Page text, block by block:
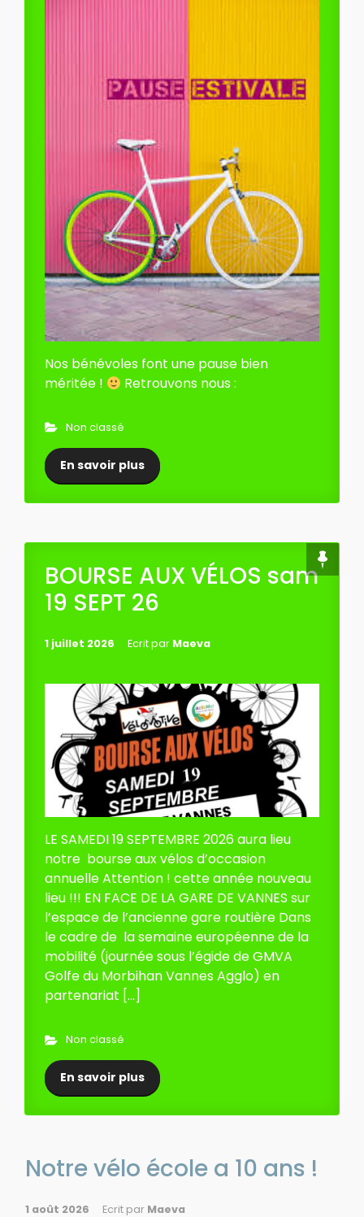
Nos bénévoles font une pause bien
méritée !
Retrouvons nous :
Non classé
En savoir plus
BOURSE AUX VÉLOS sam
19 SEPT 26
1 juillet 2026 Ecrit par Maeva
LE SAMEDI 19 SEPTEMBRE 2026 aura lieu
notre bourse aux vélos d’occasion
annuelle Attention ! cette année nouveau
lieu !!! EN FACE DE LA GARE DE VANNES sur
l’espace de l’ancienne gare routière Dans
le cadre de la semaine européenne de la
mobilité (journée sous l’égide de GMVA
Golfe du Morbihan Vannes Agglo) en
partenariat […]
Non classé
En savoir plus
Notre vélo école a 10 ans !
1 août 2026 Ecrit par Maeva